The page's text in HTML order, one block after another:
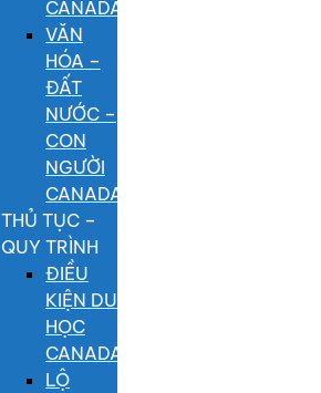
CANADA
VĂN
HÓA –
ĐẤT
NƯỚC –
CON
NGƯỜI
CANADA
THỦ TỤC –
QUY TRÌNH
ĐIỀU
KIỆN DU
HỌC
CANADA
LỘ